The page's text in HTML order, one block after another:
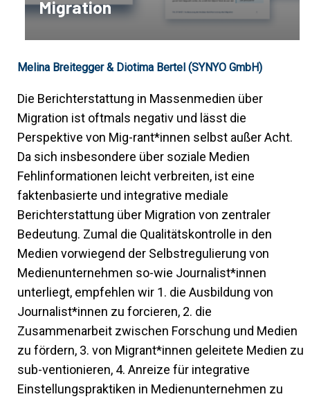
Migration
Melina Breitegger & Diotima Bertel (SYNYO GmbH)
Die Berichterstattung in Massenmedien über
Migration ist oftmals negativ und lässt die
Perspektive von Mig-rant*innen selbst außer Acht.
Da sich insbesondere über soziale Medien
Fehlinformationen leicht verbreiten, ist eine
faktenbasierte und integrative mediale
Berichterstattung über Migration von zentraler
Bedeutung. Zumal die Qualitätskontrolle in den
Medien vorwiegend der Selbstregulierung von
Medienunternehmen so-wie Journalist*innen
unterliegt, empfehlen wir 1. die Ausbildung von
Journalist*innen zu forcieren, 2. die
Zusammenarbeit zwischen Forschung und Medien
zu fördern, 3. von Migrant*innen geleitete Medien zu
sub-ventionieren, 4. Anreize für integrative
Einstellungspraktiken in Medienunternehmen zu